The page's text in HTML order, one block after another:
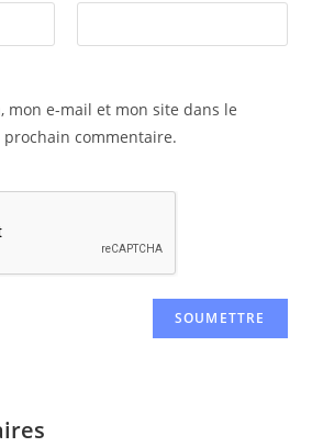
mon e-mail et mon site dans le
commentaire.